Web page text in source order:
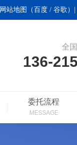
网站地图 （百度 / 谷歌 ）|
全
136-
委托流程
MESSAGE